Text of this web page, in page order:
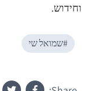
וחידוש.
#שמואל שי